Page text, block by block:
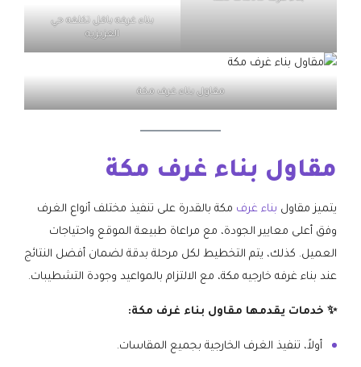
بناء غرفه باقل تكلفه حي
العزيزيه
مقاول بناء غرف مكة
مقاول بناء غرف مكة
يتميز مقاول بناء غرف مكة بالقدرة على تنفيذ مختلف أنواع الغرف
وفق أعلى معايير الجودة، مع مراعاة طبيعة الموقع واحتياجات
العميل. كذلك، يتم التخطيط لكل مرحلة بدقة لضمان أفضل النتائج
عند بناء غرفه خارجيه مكة، مع الالتزام بالمواعيد وجودة التشطيبات.
✨ خدمات يقدمها مقاول بناء غرف مكة:
أولاً، تنفيذ الغرف الخارجية بجميع المقاسات.